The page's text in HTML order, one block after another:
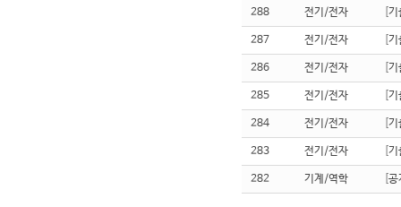
288 전기/전자 기
287 전기/전자 기
286 전기/전자 기
285 전기/전자 기
284 전기/전자 기
283 전기/전자 기
282 기계/역학 공